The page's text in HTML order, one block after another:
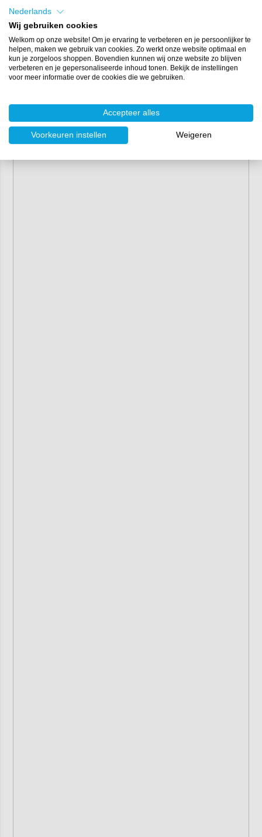
Nederlands
Wij gebruiken cookies
Welkom op onze website! Om je ervaring te verbeteren en je persoonlijker te
helpen, maken we gebruik van cookies. Zo werkt onze website optimaal en
kun je zorgeloos shoppen. Bovendien kunnen wij onze website zo blijven
verbeteren en je gepersonaliseerde inhoud tonen. Bekijk de instellingen
voor meer informatie over de cookies die we gebruiken.
Accepteer alles
Voorkeuren instellen Weigeren